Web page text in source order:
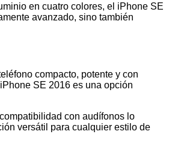
en cuatro colores, el iPhone SE
avanzado, sino también
compacto, potente y con
SE 2016 es una opción
con audífonos lo
versátil para cualquier estilo de